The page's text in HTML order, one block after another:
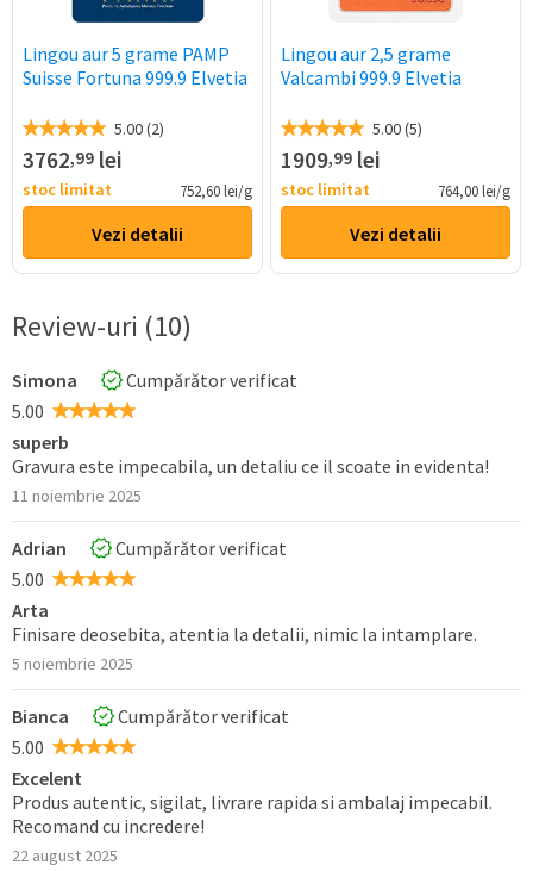
Lingou aur 5 grame PAMP
Suisse Fortuna 999.9 Elvetia
5.00 (2)
3762,99 lei
stoc limitat 752,60 lei/g
Vezi detalii
Lingou aur 2,5 grame
Valcambi 999.9 Elvetia
5.00 (5)
1909,99lei
stoc limitat 764,00 lei/g
Vezi detalii
Review-uri (10)
Simona
Cumpărător verificat
5.00
superb
Gravura este impecabila, un detaliu ce il scoate in evidenta!
11 noiembrie 2025
Adrian
Cumpărător verificat
5.00
Arta
Finisare deosebita, atentia la detalii, nimic la intamplare.
5 noiembrie 2025
Bianca
Cumpărător verificat
5.00
Excelent
Produs autentic, sigilat, livrare rapida si ambalaj impecabil.
Recomand cu incredere!
22 august 2025